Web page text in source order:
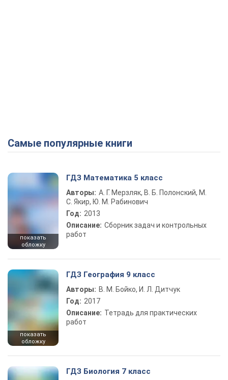
Самые популярные книги
показать
обложку
ГДЗ Математика 5 класс
Авторы: А. Г. Мерзляк, В. Б. Полонский, М.
С. Якир, Ю. М. Рабинович
Год: 2013
Описание: Сборник задач и контрольных
работ
показать
обложку
ГДЗ География 9 класс
Авторы: В. М. Бойко, И. Л. Дитчук
Год: 2017
Описание: Тетрадь для практических
работ
ГДЗ Биология 7 класс